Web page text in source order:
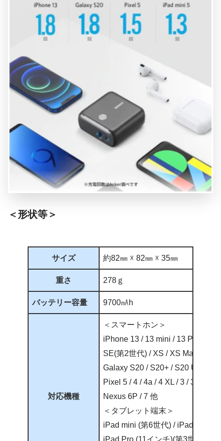
＜形状等＞
サイズ 約82㎜ ☓ 82㎜ ☓ 35㎜
重さ 278ｇ
バッテリー容量 9700㎃h
対応機種
＜スマートホン＞
iPhone 13 / 13 mini / 13 Pro / 13
SE(第2世代) / XS / XS Max / XR /
Galaxy S20 / S20+ / S20 Ultra /
Pixel 5 / 4 / 4a / 4 XL / 3 / 3 XL 他
Nexus 6P / 7 他
＜タブレット端末＞
iPad mini (第6世代) / iPad (第9